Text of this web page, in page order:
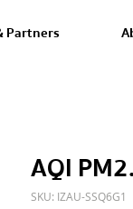
Partners
AQI
SKU: IZAU-SSQ6G1